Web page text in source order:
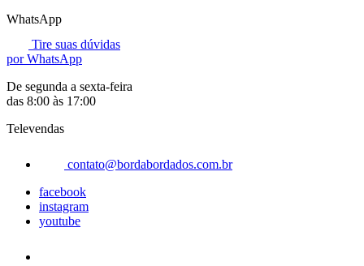
WhatsApp
Tire suas dúvidas
por WhatsApp
De segunda a sexta-feira
das 8:00 às 17:00
Televendas
contato@bordabordados.com.br
facebook
instagram
youtube